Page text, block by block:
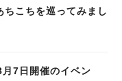
ちこちを巡ってみまし
月7日開催のイベン